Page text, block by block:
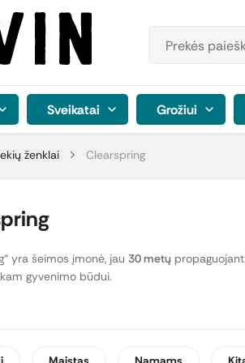
Sveikatai Grožiui
ženklai Clearspring
yra šeimos įmonė, jau 30 metų
gyvenimo būdui.
galėdami Jums pristatyti įvairiais